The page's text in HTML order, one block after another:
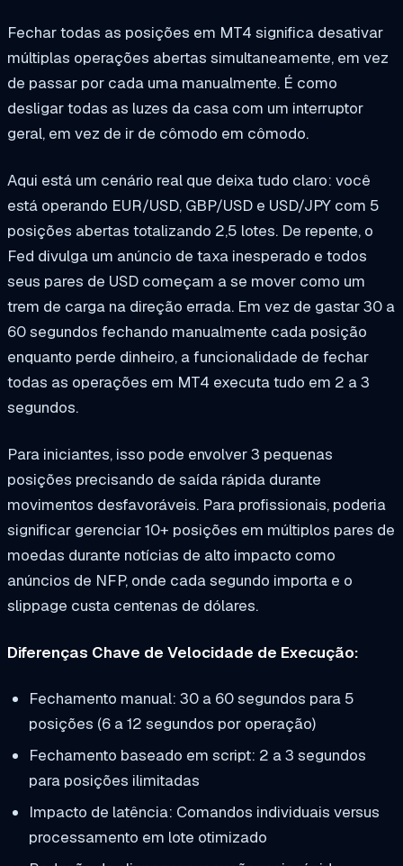
Fechar todas as posições em MT4 significa desativar
múltiplas operações abertas simultaneamente, em vez
de passar por cada uma manualmente. É como
desligar todas as luzes da casa com um interruptor
geral, em vez de ir de cômodo em cômodo.
Aqui está um cenário real que deixa tudo claro: você
está operando EUR/USD, GBP/USD e USD/JPY com 5
posições abertas totalizando 2,5 lotes. De repente, o
Fed divulga um anúncio de taxa inesperado e todos
seus pares de USD começam a se mover como um
trem de carga na direção errada. Em vez de gastar 30 a
60 segundos fechando manualmente cada posição
enquanto perde dinheiro, a funcionalidade de fechar
todas as operações em MT4 executa tudo em 2 a 3
segundos.
Para iniciantes, isso pode envolver 3 pequenas
posições precisando de saída rápida durante
movimentos desfavoráveis. Para profissionais, poderia
significar gerenciar 10+ posições em múltiplos pares de
moedas durante notícias de alto impacto como
anúncios de NFP, onde cada segundo importa e o
slippage custa centenas de dólares.
Diferenças Chave de Velocidade de Execução:
Fechamento manual: 30 a 60 segundos para 5
posições (6 a 12 segundos por operação)
Fechamento baseado em script: 2 a 3 segundos
para posições ilimitadas
Impacto de latência: Comandos individuais versus
processamento em lote otimizado